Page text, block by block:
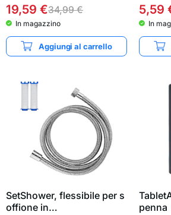
19,59 €34,99€
In magazzino
Aggiungi al carrello
5,59
In
SetShower, flessibile per s
offione in…
penna